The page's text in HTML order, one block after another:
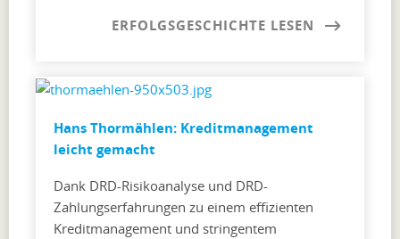
ERFOLGSGESCHICHTE LESEN
Hans Thormählen: Kreditmanagement
leicht gemacht
Dank DRD-Risikoanalyse und DRD-
Zahlungserfahrungen zu einem effizienten
Kreditmanagement und stringentem